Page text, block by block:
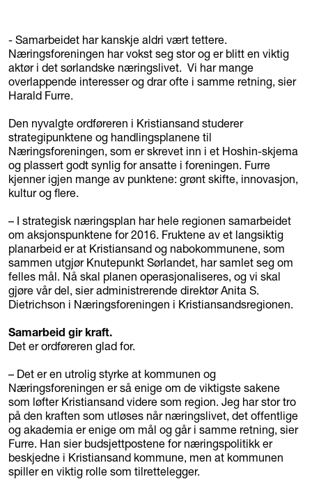
- Samarbeidet har kanskje aldri vært tettere.
Næringsforeningen har vokst seg stor og er blitt en viktig
aktør i det sørlandske næringslivet. Vi har mange
overlappende interesser og drar ofte i samme retning, sier
Harald Furre.
Den nyvalgte ordføreren i Kristiansand studerer
strategipunktene og handlingsplanene til
Næringsforeningen, som er skrevet inn i et Hoshin-skjema
og plassert godt synlig for ansatte i foreningen. Furre
kjenner igjen mange av punktene: grønt skifte, innovasjon,
kultur og flere.
– I strategisk næringsplan har hele regionen samarbeidet
om aksjonspunktene for 2016. Fruktene av et langsiktig
planarbeid er at Kristiansand og nabokommunene, som
sammen utgjør Knutepunkt Sørlandet, har samlet seg om
felles mål. Nå skal planen operasjonaliseres, og vi skal
gjøre vår del, sier administrerende direktør Anita S.
Dietrichson i Næringsforeningen i Kristiansandsregionen.
Samarbeid gir kraft.
Det er ordføreren glad for.
– Det er en utrolig styrke at kommunen og
Næringsforeningen er så enige om de viktigste sakene
som løfter Kristiansand videre som region. Jeg har stor tro
på den kraften som utløses når næringslivet, det offentlige
og akademia er enige om mål og går i samme retning, sier
Furre. Han sier budsjettpostene for næringspolitikk er
beskjedne i Kristiansand kommune, men at kommunen
spiller en viktig rolle som tilrettelegger.